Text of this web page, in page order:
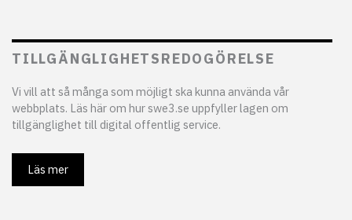
TILLGÄNGLIGHETSREDOGÖRELSE
Vi vill att så många som möjligt ska kunna använda vår
webbplats. Läs här om hur swe3.se uppfyller lagen om
tillgänglighet till digital offentlig service.
Läs mer